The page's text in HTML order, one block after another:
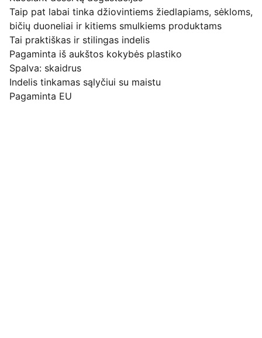
Taip pat labai tinka džiovintiems žiedlapiams, sėkloms,
bičių duoneliai ir kitiems smulkiems produktams
Tai praktiškas ir stilingas indelis
Pagaminta iš aukštos kokybės plastiko
Spalva: skaidrus
Indelis tinkamas sąlyčiui su maistu
Pagaminta EU